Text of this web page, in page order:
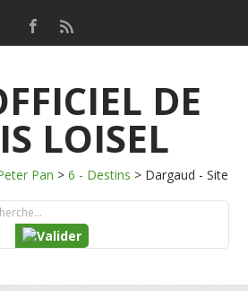
DE
LOISEL
Pan > 6 - Destins > Dargaud - Site